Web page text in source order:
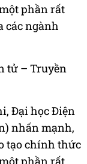
phần rất
các ngành
tử – Truyền
Đại học Điện
nhấn mạnh,
tạo chính thức
phần rất